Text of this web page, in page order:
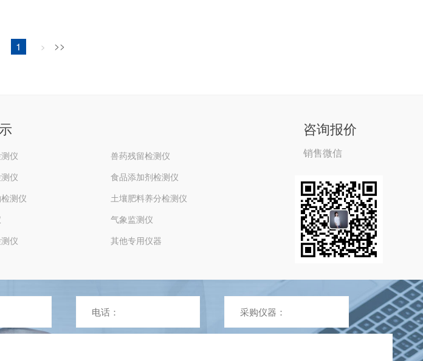
1 > >>
仪
兽药残留检测仪
仪
食品添加剂检测仪
测仪
土壤肥料养分检测仪
气象监测仪
仪
其他专用仪器
咨询报价
销售微信